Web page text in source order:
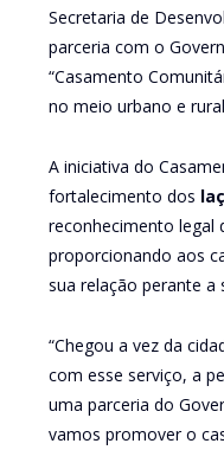
Secretaria de
parceria com o
“Casamento
no meio urbano e
A iniciativa do
fortalecimento dos
reconhecimento legal
proporcionando aos
sua relação perante a
“Chegou a vez da
com esse serviço, a
uma parceria do
vamos promover o